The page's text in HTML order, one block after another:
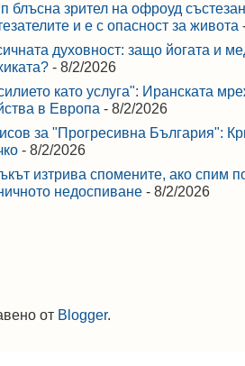
блъсна зрител на офроуд
и е с опасност за живота
духовност: защо йогата и
- 8/2/2026
като услуга": Иранската
в Европа - 8/2/2026
за "Прогресивна България":
- 8/2/2026
изтрива спомените, ако спим
недоспиване - 8/2/2026
от Blogger.